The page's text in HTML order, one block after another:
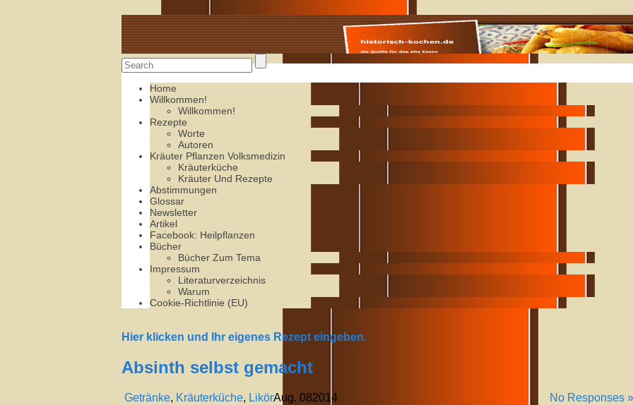
Alte Rezepte online
Home
Willkommen!
Willkommen!
Rezepte
Worte
Autoren
Kräuter Pflanzen Volksmedizin
Kräuterküche
Kräuter Und Rezepte
Abstimmungen
Glossar
Newsletter
Artikel
Facebook: Heilpflanzen
Bücher
Bücher Zum Tema
Impressum
Literaturverzeichnis
Warum
Cookie-Richtlinie (EU)
Hier klicken und Ihr eigenes Rezept eingeben.
Absinth selbst gemacht
Getränke, Kräuterküche, Likör No Responses »
Aug. 082014